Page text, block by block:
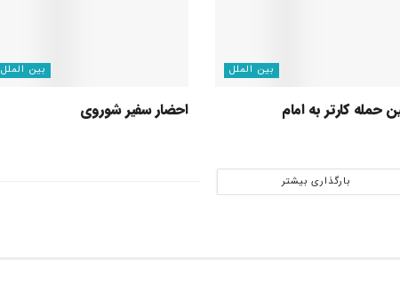
بین الملل
حمله کارتر به امام
بین الملل
احضار سفیر شوروی
بارگذاری بیشتر